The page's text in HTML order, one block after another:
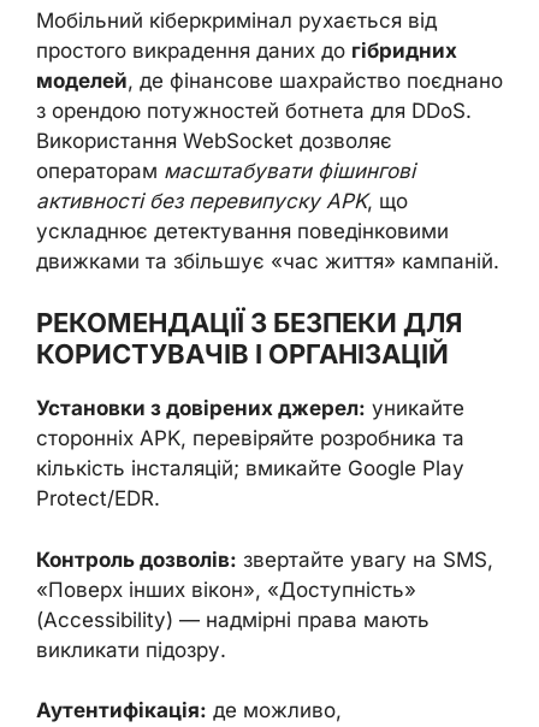
Мобільний кіберкримінал рухається від
простого викрадення даних до гібридних
моделей, де фінансове шахрайство поєднано
з орендою потужностей ботнета для DDoS.
Використання WebSocket дозволяє
операторам масштабувати фішингові
активності без перевипуску APK, що
ускладнює детектування поведінковими
движками та збільшує «час життя» кампаній.
РЕКОМЕНДАЦІЇ З БЕЗПЕКИ ДЛЯ
КОРИСТУВАЧІВ І ОРГАНІЗАЦІЙ
Установки з довірених джерел: уникайте
сторонніх APK, перевіряйте розробника та
кількість інсталяцій; вмикайте Google Play
Protect/EDR.
Контроль дозволів: звертайте увагу на SMS,
«Поверх інших вікон», «Доступність»
(Accessibility) — надмірні права мають
викликати підозру.
Аутентифікація: де можливо,